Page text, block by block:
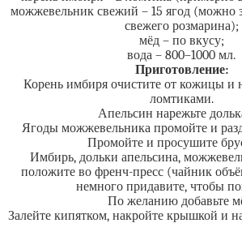
можжевельник свежий – 15 ягод (можно
свежего розмарина);
мёд – по вкусу;
вода – 800–1000 мл.
Приготовление:
Корень имбиря очистите от кожицы и
ломтиками.
Апельсин нарежьте
Ягоды можжевельника промойте и
Промойте и просушите
Имбирь, дольки апельсина,
положите во френч-пресс (чайник
немного придавите, чтобы
По желанию добавьте
Залейте кипятком, накройте крышкой и